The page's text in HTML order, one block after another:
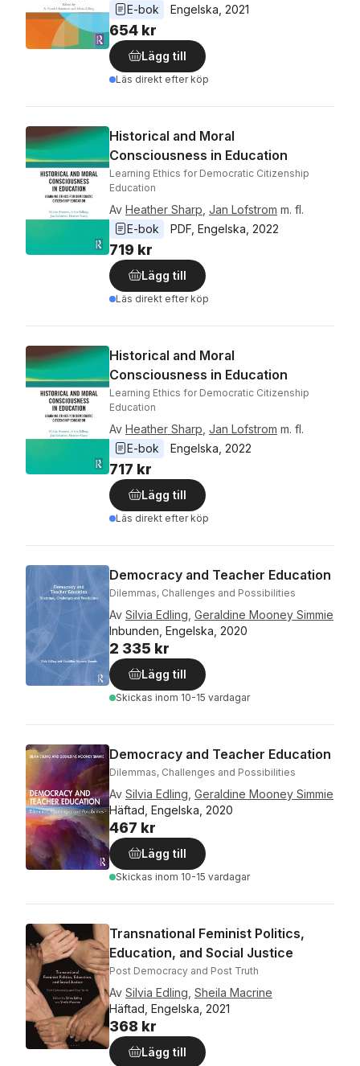
E-bok
Engelska 2021
654 kr
Lägg till
Läs direkt efter köp
Historical and Moral
Consciousness in Education
Learning Ethics for Democratic Citizenship
Education
Av Heather Sharp Jan Lofstrom m. fl.
E-bok
PDF Engelska 2022
719 kr
Lägg till
Läs direkt efter köp
Historical and Moral
Consciousness in Education
Learning Ethics for Democratic Citizenship
Education
Av Heather Sharp Jan Lofstrom m. fl.
E-bok
Engelska 2022
717 kr
Lägg till
Läs direkt efter köp
Democracy and Teacher Education
Dilemmas, Challenges and Possibilities
Av Silvia Edling Geraldine Mooney Simmie
Inbunden, Engelska, 2020
2 335 kr
Lägg till
Skickas inom 10-15 vardagar
Democracy and Teacher Education
Dilemmas, Challenges and Possibilities
Av Silvia Edling Geraldine Mooney Simmie
Häftad, Engelska, 2020
467 kr
Lägg till
Skickas inom 10-15 vardagar
Transnational Feminist Politics,
Education, and Social Justice
Post Democracy and Post Truth
Av Silvia Edling Sheila Macrine
Häftad, Engelska, 2021
368 kr
Lägg till